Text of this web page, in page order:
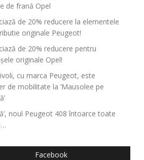
de frană Opel
de 20% reducere la elementele
originale Peugeot!
de 20% reducere pentru
originale Opel!
cu marca Peugeot, este
de mobilitate la ‘Mausolee pe
noul Peugeot 408 întoarce toate
Facebook